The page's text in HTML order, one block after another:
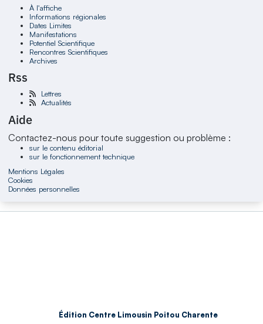
À l'affiche
Informations régionales
Dates Limites
Manifestations
Potentiel Scientifique
Rencontres Scientifiques
Archives
Rss
Lettres
Actualités
Aide
Contactez-nous pour toute suggestion ou problème :
sur le contenu éditorial
sur le fonctionnement technique
Mentions Légales
Cookies
Données personnelles
Édition Centre Limousin Poitou Charente